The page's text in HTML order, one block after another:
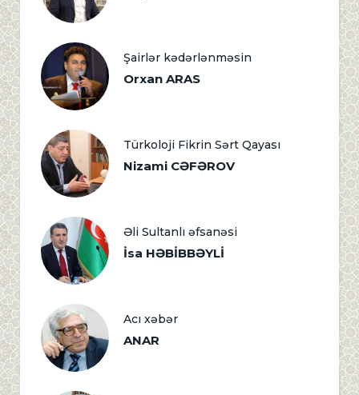
Şairlər kədərlənməsin
Orxan ARAS
Türkoloji Fikrin Sərt Qayası
Nizami CƏFƏROV
Əli Sultanlı əfsanəsi
İsa HƏBİBBƏYLİ
Acı xəbər
ANAR